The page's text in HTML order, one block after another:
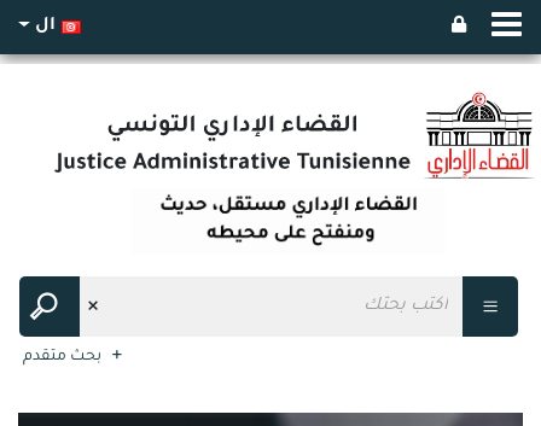
ال
بحث متقدم